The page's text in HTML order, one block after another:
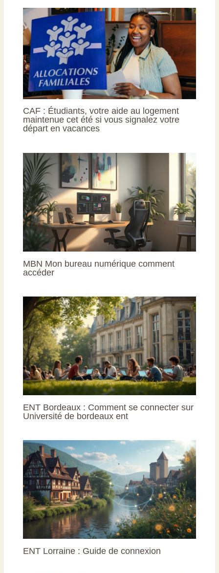
CAF : Étudiants, votre aide au logement
maintenue cet été si vous signalez votre
départ en vacances
MBN Mon bureau numérique comment
accéder
ENT Bordeaux : Comment se connecter sur
Université de bordeaux ent
ENT Lorraine : Guide de connexion